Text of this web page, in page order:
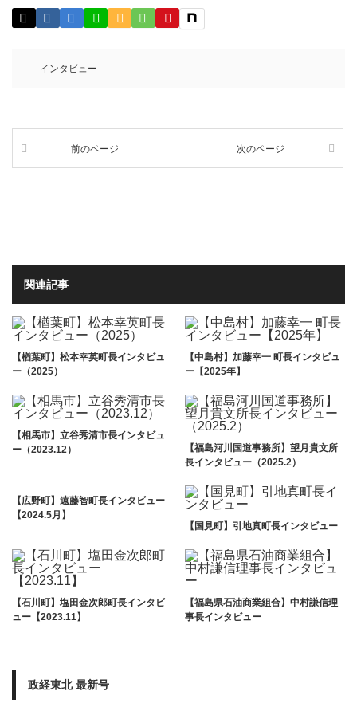
インタビュー
前のページ 次のページ
関連記事
【楢葉町】松本幸英町長インタビュ
ー（2025）
【中島村】加藤幸一 町長インタビュ
ー【2025年】
【相馬市】立谷秀清市長インタビュ
ー（2023.12）
【福島河川国道事務所】望月貴文所
長インタビュー（2025.2）
【広野町】遠藤智町長インタビュー
【2024.5月】
【国見町】引地真町長インタビュー
【石川町】塩田金次郎町長インタビ
ュー【2023.11】
【福島県石油商業組合】中村謙信理
事長インタビュー
政経東北 最新号